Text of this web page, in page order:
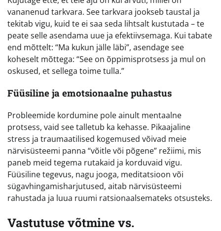
vananenud tarkvara. See tarkvara jookseb taustal ja
tekitab vigu, kuid te ei saa seda lihtsalt kustutada – te
peate selle asendama uue ja efektiivsemaga. Kui tabate
end mõttelt: “Ma kukun jälle läbi”, asendage see
koheselt mõttega: “See on õppimisprotsess ja mul on
oskused, et sellega toime tulla.”
Füüsiline ja emotsionaalne puhastus
Probleemide kordumine pole ainult mentaalne
protsess, vaid see talletub ka kehasse. Pikaajaline
stress ja traumaatilised kogemused võivad meie
närvisüsteemi panna “võitle või põgene” režiimi, mis
paneb meid tegema rutakaid ja korduvaid vigu.
Füüsiline tegevus, nagu jooga, meditatsioon või
sügavhingamisharjutused, aitab närvisüsteemi
rahustada ja luua ruumi ratsionaalsemateks otsusteks.
Vastutuse võtmine vs.